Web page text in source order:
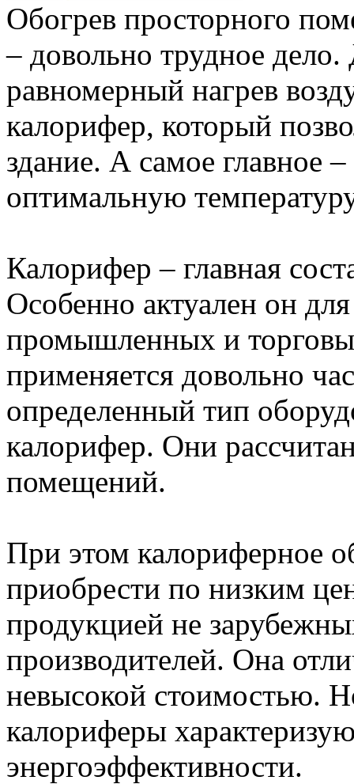
Обогрев просторного
– довольно трудное
равномерный нагрев
калорифер, который
здание. А самое главное
оптимальную
Калорифер – главная
Особенно актуален он
промышленных и
применяется довольно
определенный тип
калорифер. Они
помещений.
При этом калориферное
приобрести по низким
продукцией не
производителей. Она
невысокой стоимостью.
калориферы
энергоэффективности.